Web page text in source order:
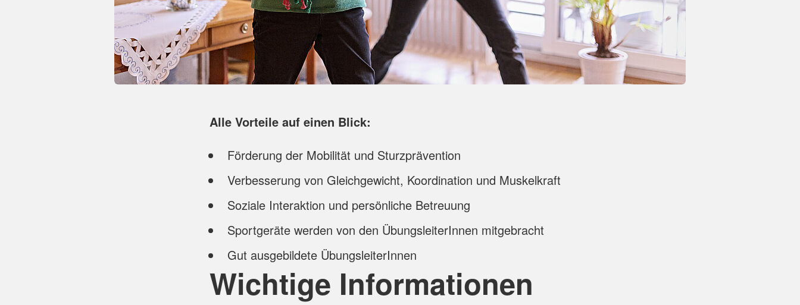
Alle Vorteile auf einen Blick:
Förderung der Mobilität und Sturzprävention
Verbesserung von Gleichgewicht, Koordination und Muskelkraft
Soziale Interaktion und persönliche Betreuung
Sportgeräte werden von den ÜbungsleiterInnen mitgebracht
Gut ausgebildete ÜbungsleiterInnen
Wichtige Informationen